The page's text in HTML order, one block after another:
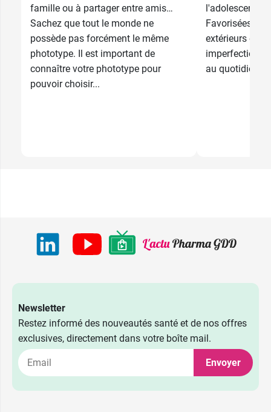
famille ou à partager entre amis…
Sachez que tout le monde ne
possède pas forcément le même
phototype. Il est important de
connaître votre phototype pour
pouvoir choisir...
l'adolescence
Favorisées
extérieurs et
imperfections
au quotidien....
Newsletter
Restez informé des nouveautés santé et de nos offres
exclusives, directement dans votre boîte mail.
Envoyer